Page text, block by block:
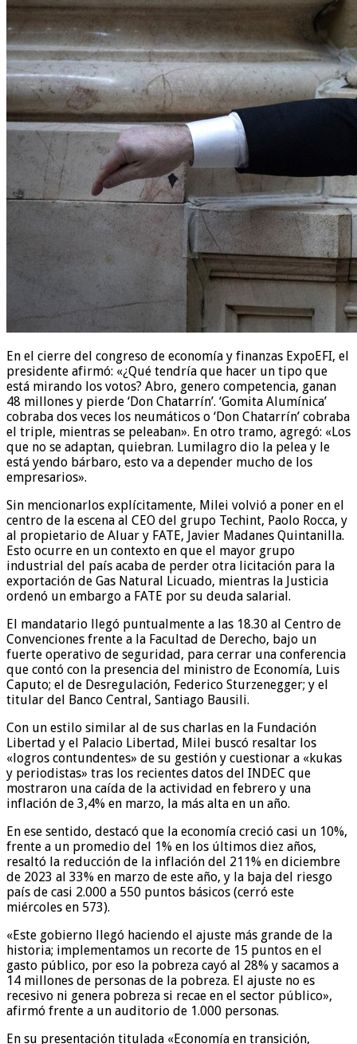
En el cierre del congreso de economía y finanzas ExpoEFI, el
presidente afirmó: «¿Qué tendría que hacer un tipo que
está mirando los votos? Abro, genero competencia, ganan
48 millones y pierde ‘Don Chatarrín’. ‘Gomita Alumínica’
cobraba dos veces los neumáticos o ‘Don Chatarrín’ cobraba
el triple, mientras se peleaban». En otro tramo, agregó: «Los
que no se adaptan, quiebran. Lumilagro dio la pelea y le
está yendo bárbaro, esto va a depender mucho de los
empresarios».
Sin mencionarlos explícitamente, Milei volvió a poner en el
centro de la escena al CEO del grupo Techint, Paolo Rocca, y
al propietario de Aluar y FATE, Javier Madanes Quintanilla.
Esto ocurre en un contexto en que el mayor grupo
industrial del país acaba de perder otra licitación para la
exportación de Gas Natural Licuado, mientras la Justicia
ordenó un embargo a FATE por su deuda salarial.
El mandatario llegó puntualmente a las 18.30 al Centro de
Convenciones frente a la Facultad de Derecho, bajo un
fuerte operativo de seguridad, para cerrar una conferencia
que contó con la presencia del ministro de Economía, Luis
Caputo; el de Desregulación, Federico Sturzenegger; y el
titular del Banco Central, Santiago Bausili.
Con un estilo similar al de sus charlas en la Fundación
Libertad y el Palacio Libertad, Milei buscó resaltar los
«logros contundentes» de su gestión y cuestionar a «kukas
y periodistas» tras los recientes datos del INDEC que
mostraron una caída de la actividad en febrero y una
inflación de 3,4% en marzo, la más alta en un año.
En ese sentido, destacó que la economía creció casi un 10%,
frente a un promedio del 1% en los últimos diez años,
resaltó la reducción de la inflación del 211% en diciembre
de 2023 al 33% en marzo de este año, y la baja del riesgo
país de casi 2.000 a 550 puntos básicos (cerró este
miércoles en 573).
«Este gobierno llegó haciendo el ajuste más grande de la
historia; implementamos un recorte de 15 puntos en el
gasto público, por eso la pobreza cayó al 28% y sacamos a
14 millones de personas de la pobreza. El ajuste no es
recesivo ni genera pobreza si recae en el sector público»,
afirmó frente a un auditorio de 1.000 personas.
En su presentación titulada «Economía en transición,